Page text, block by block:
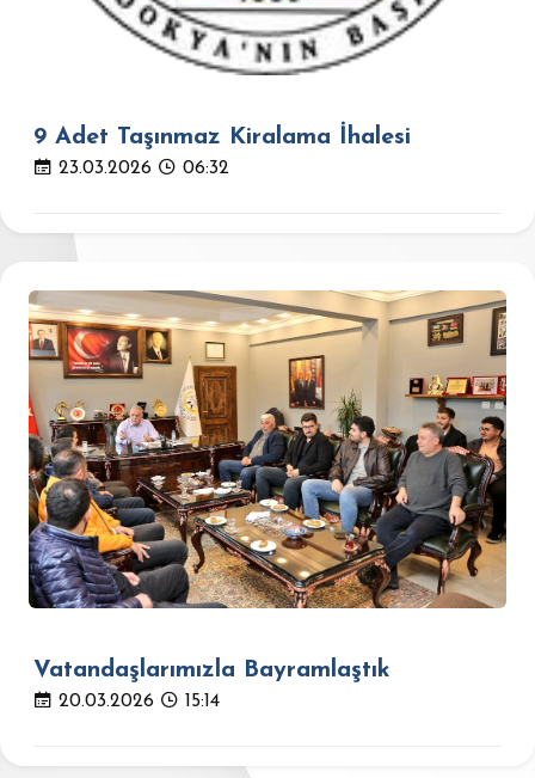
9 Adet Taşınmaz Kiralama İhalesi
23.03.2026 06:32
Vatandaşlarımızla Bayramlaştık
20.03.2026 15:14